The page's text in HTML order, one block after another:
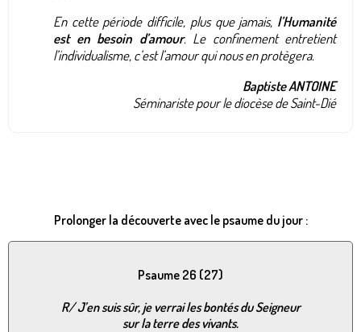
En cette période difficile, plus que jamais, l’Humanité
est en besoin d’amour. Le confinement entretient
l’individualisme, c’est l’amour qui nous en protègera.
Baptiste ANTOINE
Séminariste pour le diocèse de Saint-Dié
Prolonger la découverte avec le psaume du jour :
Psaume 26 (27)
R/ J’en suis sûr, je verrai les bontés du Seigneur
sur la terre des vivants.